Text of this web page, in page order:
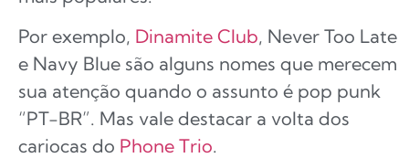
Por exemplo, Dinamite Club, Never Too Late
e Navy Blue são alguns nomes que merecem
sua atenção quando o assunto é pop punk
“PT-BR”. Mas vale destacar a volta dos
cariocas do Phone Trio.